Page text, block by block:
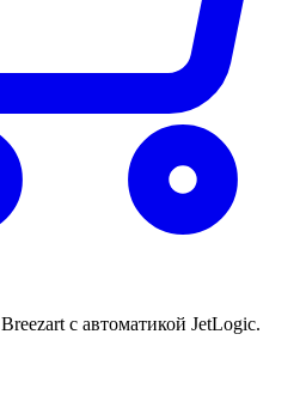
с автоматикой JetLogic.